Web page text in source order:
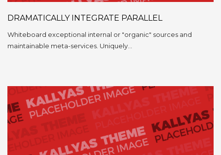
DRAMATICALLY INTEGRATE PARALLEL
Whiteboard exceptional internal or "organic" sources and
maintainable meta-services. Uniquely…